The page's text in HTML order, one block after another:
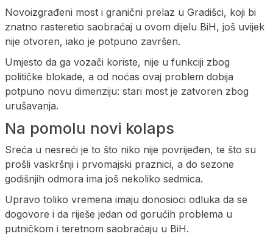
Novoizgrađeni most i granični prelaz u Gradišci, koji bi
znatno rasteretio saobraćaj u ovom dijelu BiH, još uvijek
nije otvoren, iako je potpuno završen.
Umjesto da ga vozači koriste, nije u funkciji zbog
političke blokade, a od noćas ovaj problem dobija
potpuno novu dimenziju: stari most je zatvoren zbog
urušavanja.
Na pomolu novi kolaps
Sreća u nesreći je to što niko nije povrijeđen, te što su
prošli vaskršnji i prvomajski praznici, a do sezone
godišnjih odmora ima još nekoliko sedmica.
Upravo toliko vremena imaju donosioci odluka da se
dogovore i da riješe jedan od gorućih problema u
putničkom i teretnom saobraćaju u BiH.